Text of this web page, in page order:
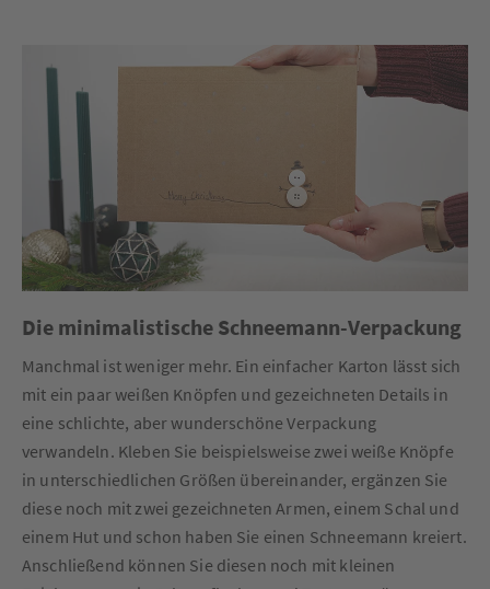
Die minimalistische Schneemann-Verpackung
Manchmal ist weniger mehr. Ein einfacher Karton lässt sich
mit ein paar weißen Knöpfen und gezeichneten Details in
eine schlichte, aber wunderschöne Verpackung
verwandeln. Kleben Sie beispielsweise zwei weiße Knöpfe
in unterschiedlichen Größen übereinander, ergänzen Sie
diese noch mit zwei gezeichneten Armen, einem Schal und
einem Hut und schon haben Sie einen Schneemann kreiert.
Anschließend können Sie diesen noch mit kleinen